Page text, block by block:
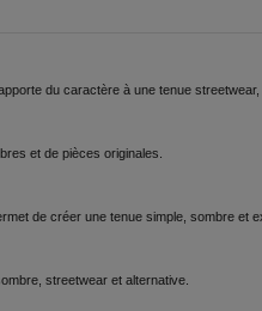
du caractère à une tenue streetwear,
et de pièces originales.
de créer une tenue simple, sombre et
streetwear et alternative.